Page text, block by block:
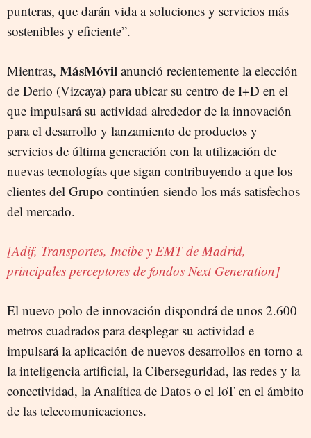
punteras, que darán vida a soluciones y servicios más
sostenibles y eficiente”.
Mientras, MásMóvil anunció recientemente la elección
de Derio (Vizcaya) para ubicar su centro de I+D en el
que impulsará su actividad alrededor de la innovación
para el desarrollo y lanzamiento de productos y
servicios de última generación con la utilización de
nuevas tecnologías que sigan contribuyendo a que los
clientes del Grupo continúen siendo los más satisfechos
del mercado.
[Adif, Transportes, Incibe y EMT de Madrid,
principales perceptores de fondos Next Generation]
El nuevo polo de innovación dispondrá de unos 2.600
metros cuadrados para desplegar su actividad e
impulsará la aplicación de nuevos desarrollos en torno a
la inteligencia artificial, la Ciberseguridad, las redes y la
conectividad, la Analítica de Datos o el IoT en el ámbito
de las telecomunicaciones.